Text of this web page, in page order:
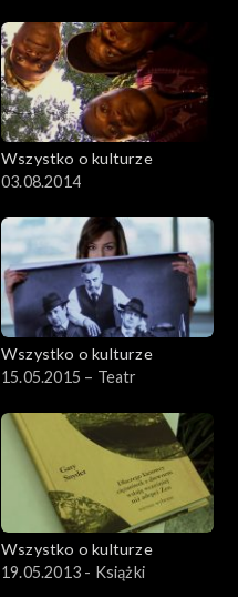
Wszystko o kulturze
03.08.2014
Wszystko o kulturze
15.05.2015 – Teatr
Wszystko o kulturze
19.05.2013 - Książki